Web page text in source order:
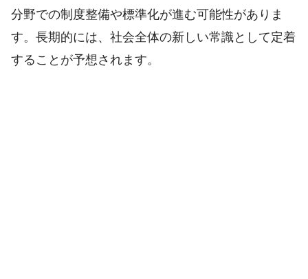
分野での制度整備や標準化が進む可能性がありま
す。長期的には、社会全体の新しい常識として定着
することが予想されます。